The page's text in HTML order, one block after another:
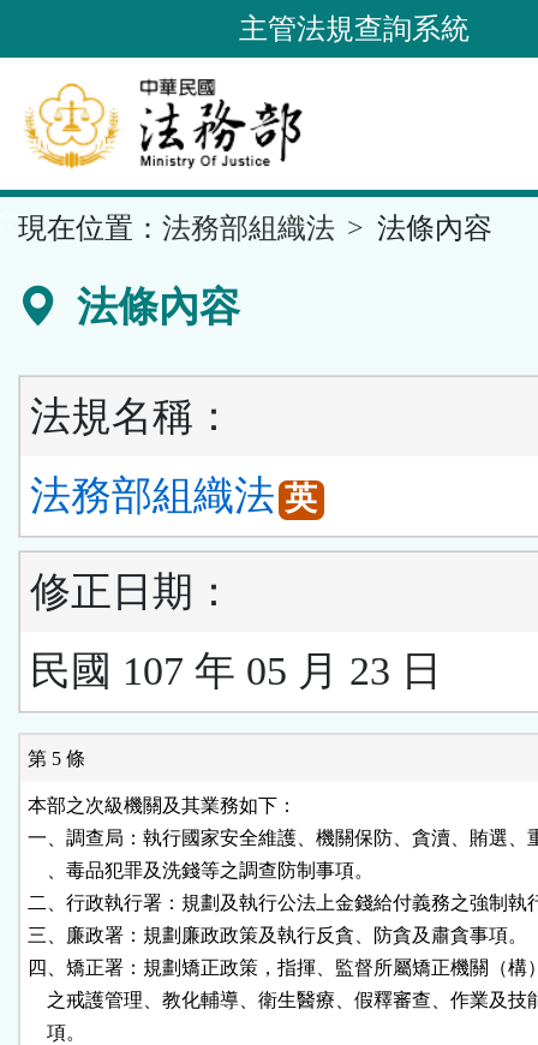
到
要
內
容
區
主管法規查詢系統
現在位置： 法務部組織法 法條內容
法條內容
法規名稱：
法務部組織法 英
修正日期：
民國 107 年 05 月 23 日
第 5 條
本部之次級機關及其業務如下：
一、調查局：執行國家安全維護、機關保防、貪瀆、賄選、
    、毒品犯罪及洗錢等之調查防制事項。
二、行政執行署：規劃及執行公法上金錢給付義務之強制執
三、廉政署：規劃廉政政策及執行反貪、防貪及肅貪事項。
四、矯正署：規劃矯正政策，指揮、監督所屬矯正機關（構
之戒護管理、教化輔導、衛生醫療、假釋審查、作業及技
    項。